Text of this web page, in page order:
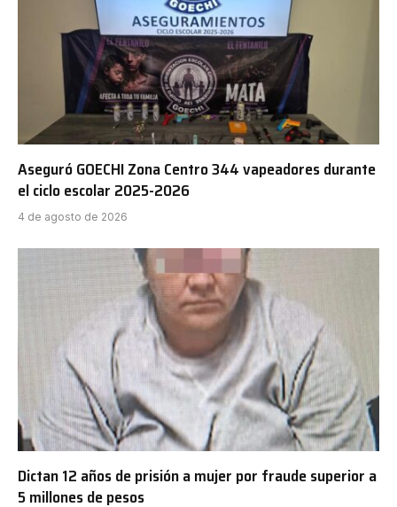
Aseguró GOECHI Zona Centro 344 vapeadores durante
el ciclo escolar 2025-2026
4 de agosto de 2026
Dictan 12 años de prisión a mujer por fraude superior a
5 millones de pesos